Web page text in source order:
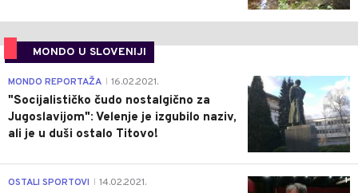
MONDO U SLOVENIJI
4
MONDO REPORTAŽA 16.02.2021.
"Socijalističko čudo nostalgično za
Jugoslavijom": Velenje je izgubilo naziv,
ali je u duši ostalo Titovo!
1
OSTALI SPORTOVI 14.02.2021.